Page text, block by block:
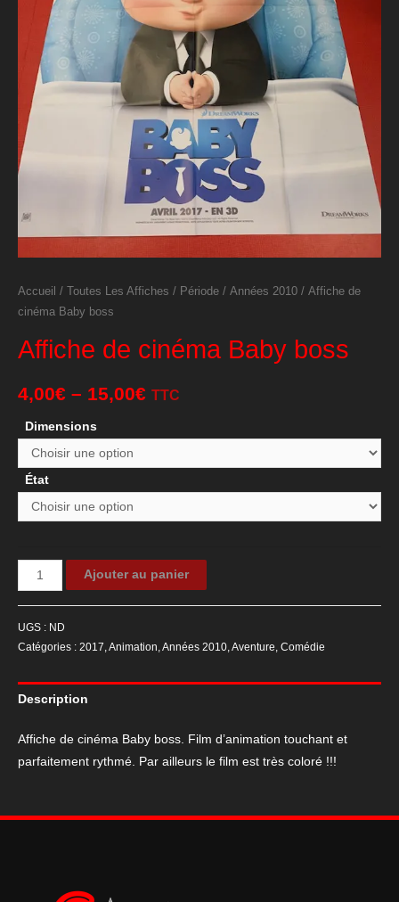
Accueil / Toutes Les Affiches / Période / Années 2010 / Affiche de
cinéma Baby boss
Affiche de cinéma Baby boss
4,00€ – 15,00€ TTC
Dimensions
État
quantité
de
Baby
boss
Ajouter au panier
UGS : ND
Catégories : 2017 Animation Années 2010 Aventure Comédie
Description
Affiche de cinéma Baby boss. Film d’animation touchant et
parfaitement rythmé. Par ailleurs le film est très coloré !!!